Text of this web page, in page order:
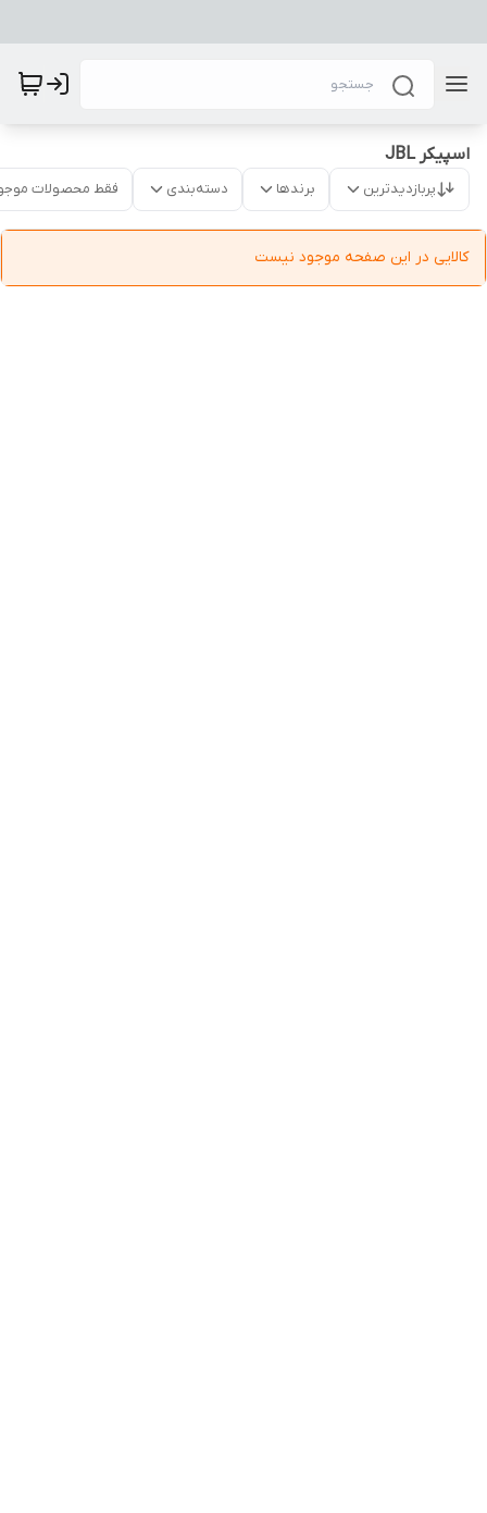
اسپیکر JBL
پربازدیدترین برندها دسته‌بندی فقط محصولات
کالایی در این صفحه موجود نیست